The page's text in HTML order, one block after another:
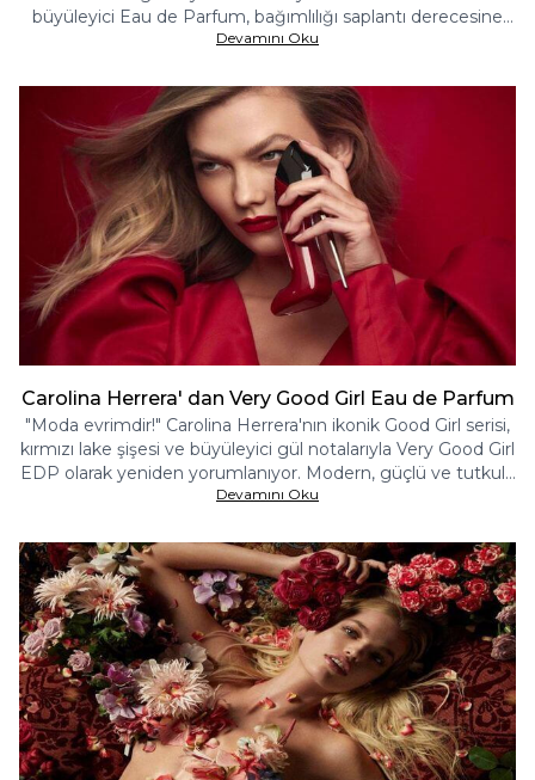
büyüleyici Eau de Parfum, bağımlılığı saplantı derecesine
yükseltir. Duygusallık ile parlayan kadınsı bir koku..
Devamını Oku
Carolina Herrera' dan Very Good Girl Eau de Parfum
"Moda evrimdir!" Carolina Herrera'nın ikonik Good Girl serisi,
kırmızı lake şişesi ve büyüleyici gül notalarıyla Very Good Girl
EDP olarak yeniden yorumlanıyor. Modern, güçlü ve tutkulu
bir koku deneyimi için tanışın.
Devamını Oku